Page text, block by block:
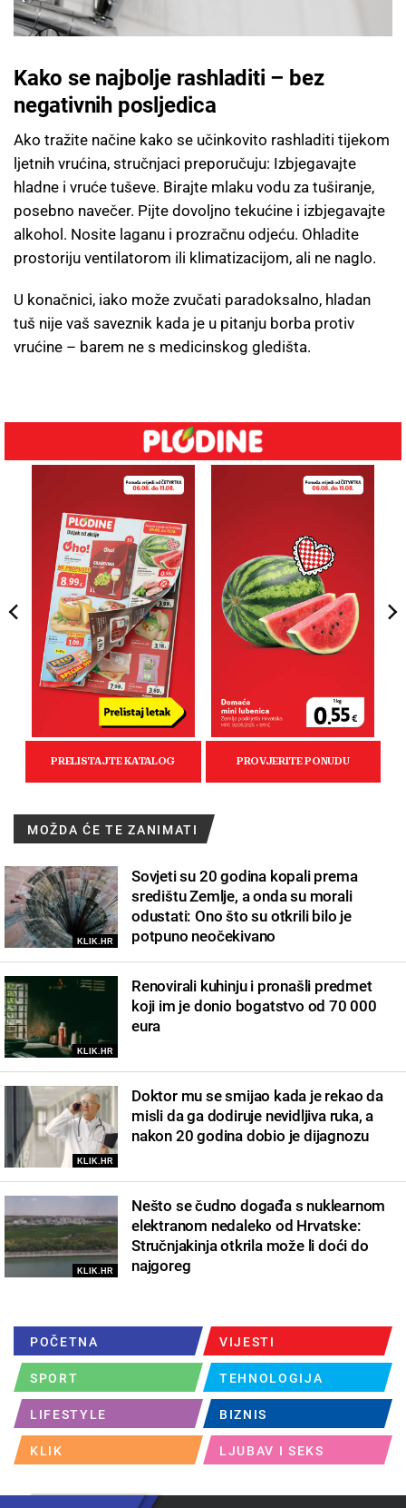
Kako se najbolje rashladiti – bez
negativnih posljedica
Ako tražite načine kako se učinkovito rashladiti tijekom
ljetnih vrućina, stručnjaci preporučuju: Izbjegavajte
hladne i vruće tuševe. Birajte mlaku vodu za tuširanje,
posebno navečer. Pijte dovoljno tekućine i izbjegavajte
alkohol. Nosite laganu i prozračnu odjeću. Ohladite
prostoriju ventilatorom ili klimatizacijom, ali ne naglo.
U konačnici, iako može zvučati paradoksalno, hladan
tuš nije vaš saveznik kada je u pitanju borba protiv
vrućine – barem ne s medicinskog gledišta.
MOŽDA ĆE TE ZANIMATI
KLIK.HR
Sovjeti su 20 godina kopali prema
središtu Zemlje, a onda su morali
odustati: Ono što su otkrili bilo je
potpuno neočekivano
KLIK.HR
Renovirali kuhinju i pronašli predmet
koji im je donio bogatstvo od 70 000
eura
KLIK.HR
Doktor mu se smijao kada je rekao da
misli da ga dodiruje nevidljiva ruka, a
nakon 20 godina dobio je dijagnozu
KLIK.HR
Nešto se čudno događa s nuklearnom
elektranom nedaleko od Hrvatske:
Stručnjakinja otkrila može li doći do
najgoreg
POČETNA VIJESTI
SPORT TEHNOLOGIJA
LIFESTYLE BIZNIS
KLIK LJUBAV I SEKS